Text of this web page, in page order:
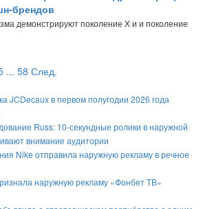
брендов
демонстрируют поколение Х и и поколение
... 58 След.
JCDecaux в первом полугодии 2026 года
Russ: 10-секундные ролики в наружной
внимание аудитории
Nike отправила наружную рекламу в речное
наружную рекламу «Фонбет ТВ»